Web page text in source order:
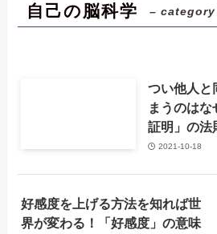
自己の脳科学 – category
つい他人と
まうのは
証明」の法
2021-10-18
好感度を上げる方法を知れば世
界が変わる！「好感度」の意味